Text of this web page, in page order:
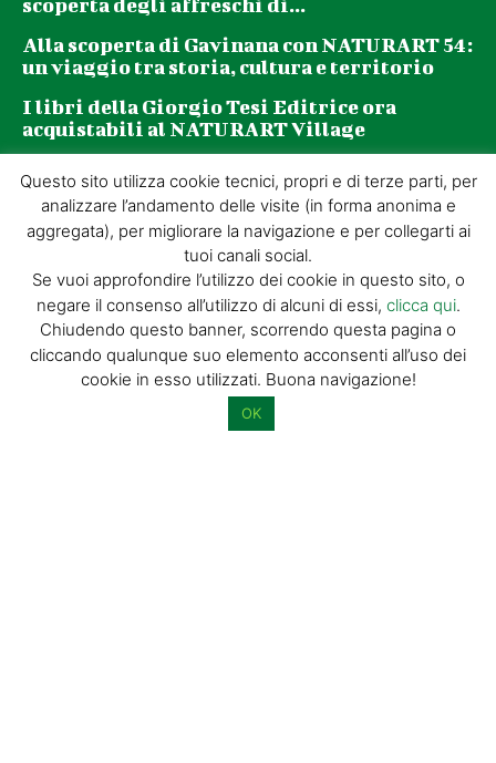
scoperta degli affreschi di...
Alla scoperta di Gavinana con NATURART 54:
un viaggio tra storia, cultura e territorio
I libri della Giorgio Tesi Editrice ora
acquistabili al NATURART Village
Newsletter
La tua email (richiesto)
Acconsento al trattamento dei miei dati personali per l’invio di
materiale informativo e promozionale tramite il servizio di
newsletter
Dimostra di essere umano selezionando
Questo sito utilizza cookie tecnici, propri e di terze parti, per
analizzare l’andamento delle visite (in forma anonima e
aggregata), per migliorare la navigazione e per collegarti ai
tuoi canali social.
Se vuoi approfondire l’utilizzo dei cookie in questo sito, o
negare il consenso all’utilizzo di alcuni di essi, clicca qui.
Chiudendo questo banner, scorrendo questa pagina o
cliccando qualunque suo elemento acconsenti all’uso dei
cookie in esso utilizzati. Buona navigazione!
OK